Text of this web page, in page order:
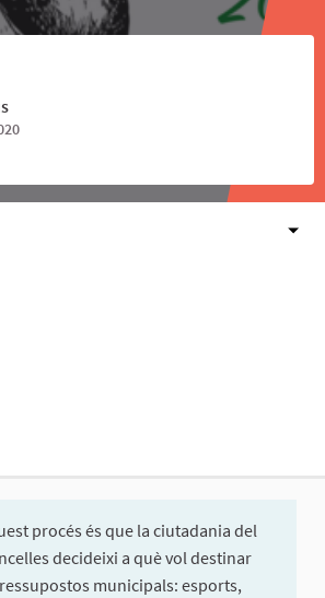
procés és que la ciutadania del
decideixi a què vol destinar
municipals: esports,